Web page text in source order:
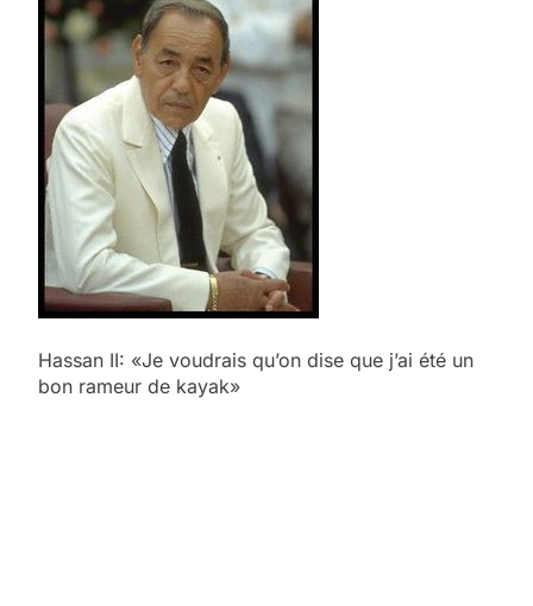
Hassan II: «Je voudrais qu’on dise que j’ai été un
bon rameur de kayak»